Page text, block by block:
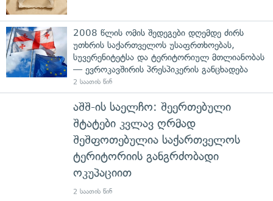
2008 წლის ომის შედეგები დღემდე ძირს
უთხრის საქართველოს უსაფრთხოებას,
სუვერენიტეტსა და ტერიტორიულ მთლიანობას
— ევროკავშირის პრესპიკერის განცხადება
2 საათის წინ
აშშ-ის საელჩო: შეერთებული
შტატები კვლავ ღრმად
შეშფოთებულია საქართველოს
ტერიტორიის განგრძობადი
ოკუპაციით
2 საათის წინ